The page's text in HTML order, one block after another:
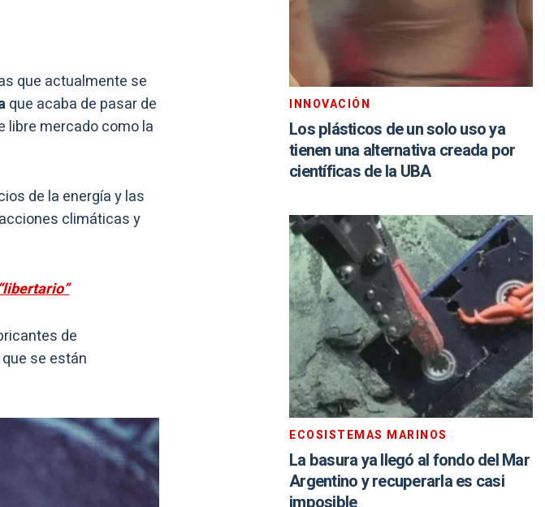
que actualmente se
que acaba de pasar de
libre mercado como la
de la energía y las
climáticas y
de
se están
INNOVACIÓN
Los plásticos de un solo uso ya
tienen una alternativa creada por
científicas de la UBA
ECOSISTEMAS MARINOS
La basura ya llegó al fondo del Mar
Argentino y recuperarla es casi